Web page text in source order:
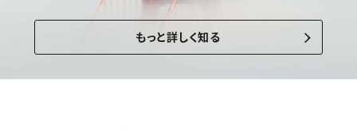
もっと詳しく知る